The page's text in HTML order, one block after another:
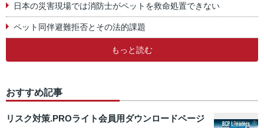
日本の災害現場では消防士がペットを救命処置できない
ペット同伴避難拒否とその法的課題
もっと読む
おすすめ記事
リスク対策.PROライト会員用ダウンロードページ